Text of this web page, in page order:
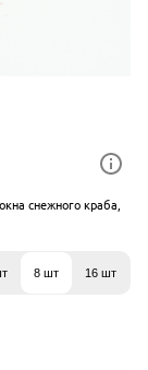
снежного краба,
8 шт 16 шт